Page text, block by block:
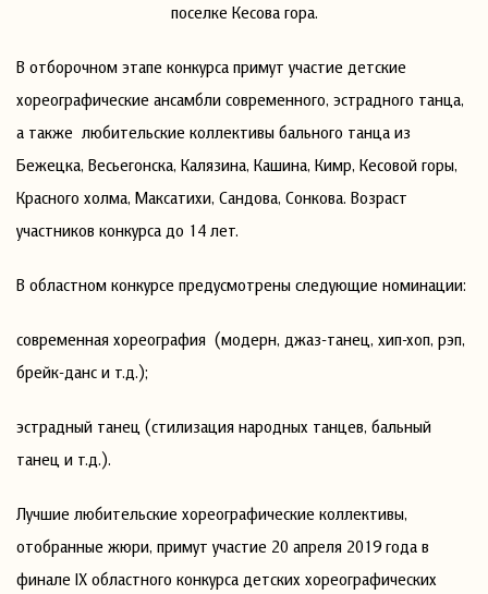
поселке Кесова гора.
В отборочном этапе конкурса примут участие детские
хореографические ансамбли современного, эстрадного танца,
а также любительские коллективы бального танца из
Бежецка, Весьегонска, Калязина, Кашина, Кимр, Кесовой горы,
Красного холма, Максатихи, Сандова, Сонкова. Возраст
участников конкурса до 14 лет.
В областном конкурсе предусмотрены следующие номинации:
современная хореография (модерн, джаз-танец, хип-хоп, рэп,
брейк-данс и т.д.);
эстрадный танец (стилизация народных танцев, бальный
танец и т.д.).
Лучшие любительские хореографические коллективы,
отобранные жюри, примут участие 20 апреля 2019 года в
финале IX областного конкурса детских хореографических